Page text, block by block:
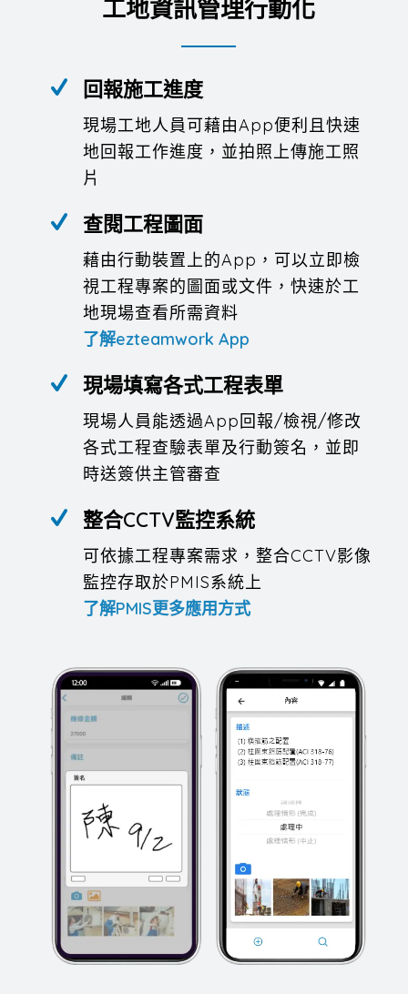
工地資訊管理行動化
回報施工進度
現場工地人員可藉由App便利且快速
地回報工作進度，並拍照上傳施工照
片
查閱工程圖面
藉由行動裝置上的App，可以立即檢
視工程專案的圖面或文件，快速於工
地現場查看所需資料
了解ezteamwork App
現場填寫各式工程表單
現場人員能透過App回報/檢視/修改
各式工程查驗表單及行動簽名，並即
時送簽供主管審查
整合CCTV監控系統
可依據工程專案需求，整合CCTV影像
監控存取於PMIS系統上
了解PMIS更多應用方式